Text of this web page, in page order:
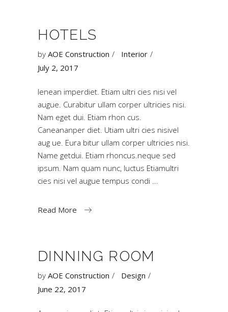
HOTELS
by AOE Construction
Interior
July 2, 2017
Ienean imperdiet. Etiam ultri cies nisi vel
augue. Curabitur ullam corper ultricies nisi.
Nam eget dui. Etiam rhon cus.
Caneananper diet. Utiam ultri cies nisivel
aug ue. Eura bitur ullam corper ultricies nisi.
Name getdui. Etiam rhoncus.neque sed
ipsum. Nam quam nunc, luctus Etiamultri
cies nisi vel augue tempus condi
Read More
DINNING ROOM
by AOE Construction
Design
June 22, 2017